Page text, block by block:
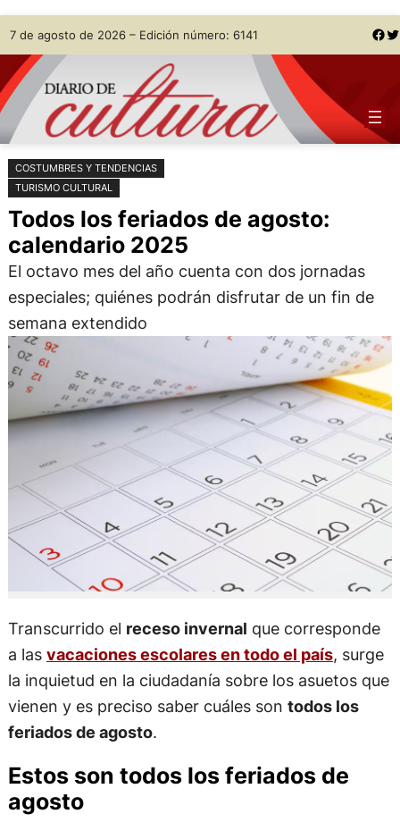
Saltar
al
contenido
Skip
to
content
7 de agosto de 2026 – Edición número: 6141 Facebook Twitter
COSTUMBRES Y TENDENCIAS
TURISMO CULTURAL
Todos los feriados de agosto:
calendario 2025
El octavo mes del año cuenta con dos jornadas
especiales; quiénes podrán disfrutar de un fin de
semana extendido
Transcurrido el receso invernal que corresponde
a las vacaciones escolares en todo el país, surge
la inquietud en la ciudadanía sobre los asuetos que
vienen y es preciso saber cuáles son todos los
feriados de agosto.
Estos son todos los feriados de
agosto